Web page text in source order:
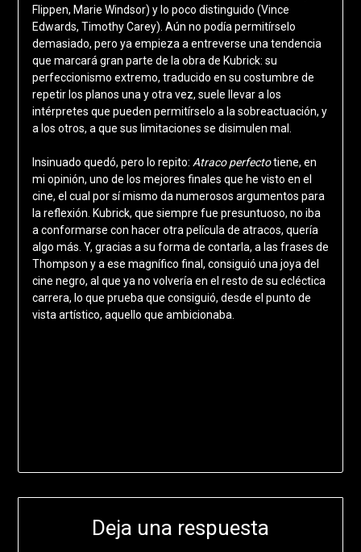
Flippen, Marie Windsor) y lo poco distinguido (Vince
Edwards, Timothy Carey). Aún no podía permitírselo
demasiado, pero ya empieza a entreverse una tendencia
que marcará gran parte de la obra de Kubrick: su
perfeccionismo extremo, traducido en su costumbre de
repetir los planos una y otra vez, suele llevar a los
intérpretes que pueden permitírselo a la sobreactuación, y
a los otros, a que sus limitaciones se disimulen mal.
Insinuado quedó, pero lo repito: Atraco perfectotiene, en
mi opinión, uno de los mejores finales que he visto en el
cine, el cual por sí mismo da numerosos argumentos para
la reflexión. Kubrick, que siempre fue presuntuoso, no iba
a conformarse con hacer otra película de atracos, quería
algo más. Y, gracias a su forma de contarla, a las frases de
Thompson y a ese magnífico final, consiguió una joya del
cine negro, al que ya no volvería en el resto de su ecléctica
carrera, lo que prueba que consiguió, desde el punto de
vista artístico, aquello que ambicionaba.
Deja una respuesta